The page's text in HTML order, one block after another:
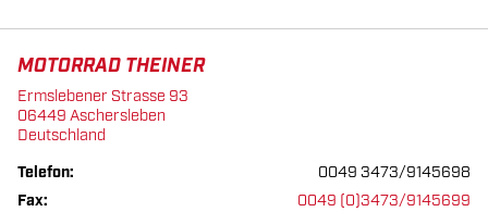
MOTORRAD THEINER
Ermslebener Strasse 93
06449 Aschersleben
Deutschland
Telefon:
0049 3473/9145698
Fax:
0049 (0)3473/9145699